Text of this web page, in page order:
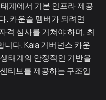
계에서 기본 인프라 제공
. 카운슬 멤버가 되려면
격 심사를 거쳐야 하며, 최
니다. Kaia 거버넌스 카운
태계의 안정적인 기반을
티브를 제공하는 구조입